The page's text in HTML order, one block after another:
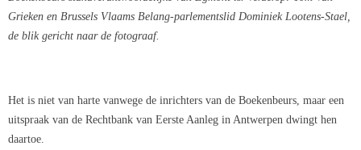
Grieken en Brussels Vlaams Belang-parlementslid Dominiek Lootens-Stael,
de blik gericht naar de fotograaf.
Het is niet van harte vanwege de inrichters van de Boekenbeurs, maar een
uitspraak van de Rechtbank van Eerste Aanleg in Antwerpen dwingt hen
daartoe.